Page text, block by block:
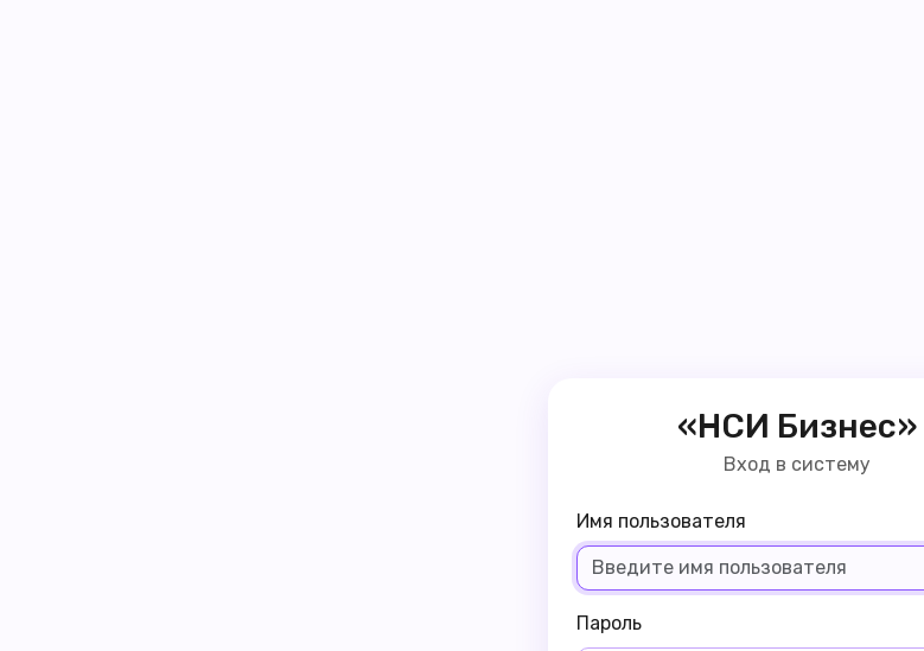
«НСИ Бизнес»
Вход в систему
Имя пользователя
Пароль